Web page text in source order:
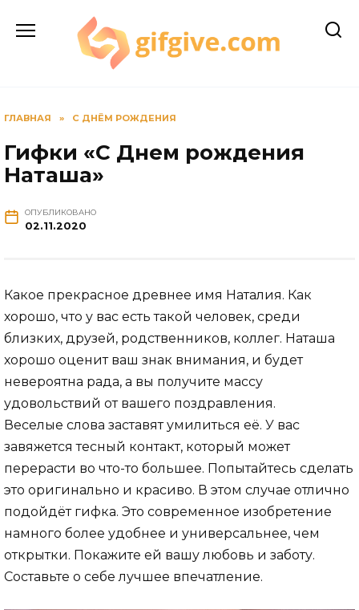
содержанию
ГЛАВНАЯ » С ДНЁМ РОЖДЕНИЯ
Гифки «С Днем рождения
Наташа»
ОПУБЛИКОВАНО
02.11.2020
Какое прекрасное древнее имя Наталия. Как
хорошо, что у вас есть такой человек, среди
близких, друзей, родственников, коллег. Наташа
хорошо оценит ваш знак внимания, и будет
невероятна рада, а вы получите массу
удовольствий от вашего поздравления.
Веселые слова заставят умилиться её. У вас
завяжется тесный контакт, который может
перерасти во что-то большее. Попытайтесь сделать
это оригинально и красиво. В этом случае отлично
подойдёт гифка. Это современное изобретение
намного более удобнее и универсальнее, чем
открытки. Покажите ей вашу любовь и заботу.
Составьте о себе лучшее впечатление.